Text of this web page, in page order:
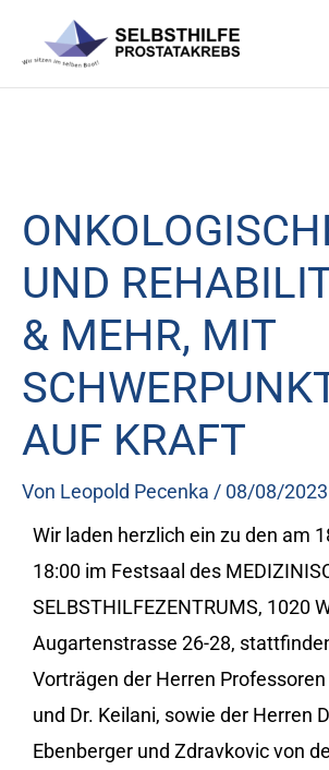
Inhalt
springen
UND
& MEHR, MIT
AUF KRAFT
Von Leopold Pecenka / 08/08/2023
Wir laden herzlich ein zu den am
18:00 im Festsaal des
SELBSTHILFEZENTRUMS, 1020
Augartenstrasse 26-28,
Vorträgen der Herren Professoren
und Dr. Keilani, sowie der Herren
Ebenberger und Zdravkovic von